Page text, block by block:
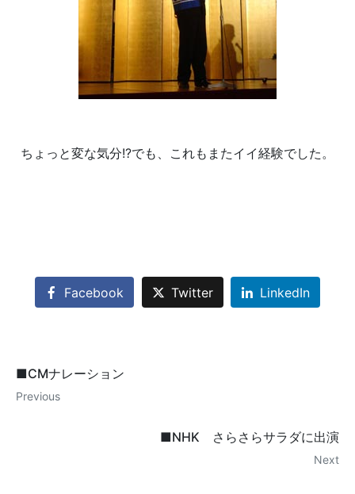
ちょっと変な気分!?でも、これもまたイイ経験でした。
Facebook Twitter LinkedIn
■CMナレーション
Previous
■NHK さらさらサラダに出演
Next